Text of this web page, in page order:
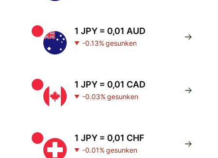
1 JPY = 0,01 AUD
-0.13% gesunken
1 JPY = 0,01 CAD
-0.03% gesunken
1 JPY = 0,01 CHF
-0.01% gesunken